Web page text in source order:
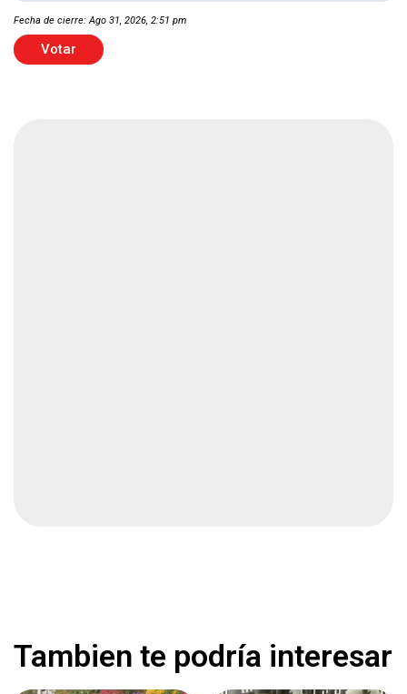
Incendio consume Dodge Challenger
Local
Fecha de cierre: Ago 31, 2026, 2:51 pm
Votar
Tambien te podría interesar